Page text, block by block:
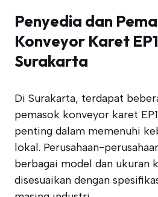
Penyedia dan
Konveyor Karet
Surakarta
Di Surakarta, terdapat
pemasok konveyor karet
penting dalam memenuhi
lokal. Perusahaan-
berbagai model dan ukuran
disesuaikan dengan